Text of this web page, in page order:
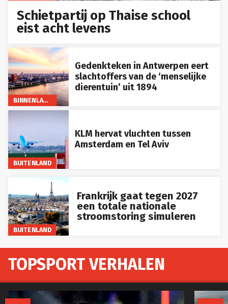
Schietpartij op Thaise school
eist acht levens
BINNENLAND
Gedenkteken in Antwerpen eert
slachtoffers van de ‘menselijke
dierentuin’ uit 1894
BUITENLAND
KLM hervat vluchten tussen
Amsterdam en Tel Aviv
BUITENLAND
Frankrijk gaat tegen 2027
een totale nationale
stroomstoring simuleren
TOPSPORT VERHALEN